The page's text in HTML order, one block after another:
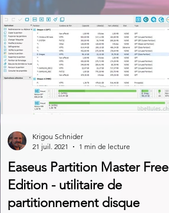
Easeus Partition Master Free
Edition - utilitaire de
partitionnement disque
Krigou Schnider
21 juil. 2021
1 min de lecture